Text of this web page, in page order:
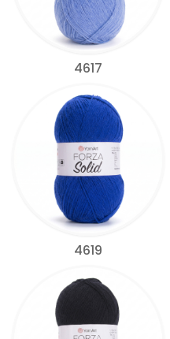
4617
4619